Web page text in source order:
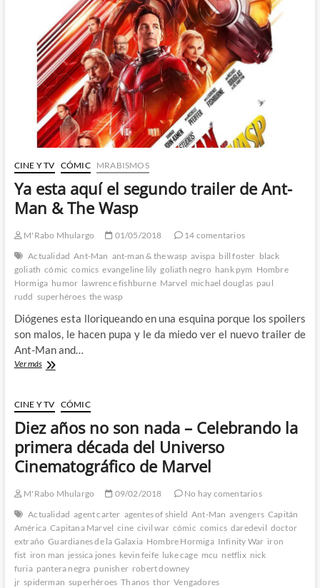
emocionante
fin
de
una
era
1º
Parte
CINE Y TV CÓMIC MRABISMOS
Ya esta aquí el segundo trailer de Ant-
Man & The Wasp
M'Rabo Mhulargo 01/05/2018
14 comentarios
Actualidad Ant-Man ant-man & the wasp avispa bill foster black
goliath cómic comics evangeline lily goliath negro hank pym Hombre
Hormiga humor lawrence fishburne Marvel michael douglas paul
rudd superhéroes the wasp
Diógenes esta lloriqueando en una esquina porque los spoilers
son malos, le hacen pupa y le da miedo ver el nuevo trailer de
Ant-Man and…
Ver másYa
el
segundo
trailer
Ant-
Man
The
CINE Y TV CÓMIC
Diez años no son nada – Celebrando la
primera década del Universo
Cinematográfico de Marvel
M'Rabo Mhulargo 09/02/2018
No hay comentarios
Actualidad agent carter agentes of shield Ant-Man avengers Capitán
América Capitana Marvel cine civil war cómic comics daredevil doctor
extraño Guardianes de la Galaxia Hombre Hormiga Infinity War iron
fist iron man jessica jones kevin feife luke cage mcu netflix nick
furia pantera negra punisher robert downey
jr spiderman superhéroes Thanos thor Vengadores